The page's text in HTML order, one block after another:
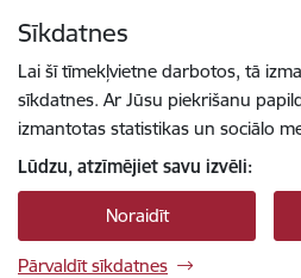
Sīkdatnes
Lai šī tīmekļvietne darbotos, tā
sīkdatnes. Ar Jūsu piekrišanu
izmantotas statistikas un sociālo
Lūdzu, atzīmējiet savu izvēli:
Noraidīt
Pārvaldīt sīkdatnes